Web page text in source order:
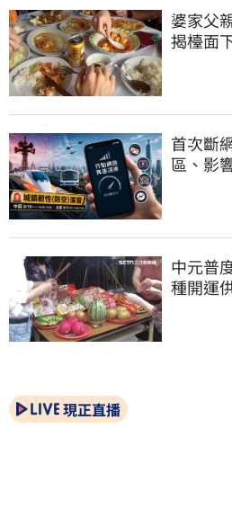
婆家父
揭檯面
首次斷
區、影
中元普
種開運
現正直播